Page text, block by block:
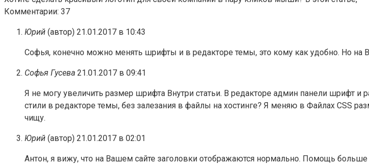
Комментарии: 37
Юрий (автор) 21.01.2017 в 10:43
Софья, конечно можно менять шрифты и в редакторе темы, это кому как удобно. Но
Софья Гусева 21.01.2017 в 09:41
Я не могу увеличить размер шрифта Внутри статьи. В редакторе админ панели шрифт
стили в редакторе темы, без залезания в файлы на хостинге? Я меняю в Файлах CSS
чищу.
Юрий (автор) 21.01.2017 в 02:01
Антон, я вижу, что на Вашем сайте заголовки отображаются нормально. Помощь